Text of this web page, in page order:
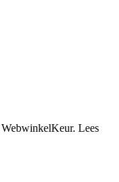
WebwinkelKeur. Lees